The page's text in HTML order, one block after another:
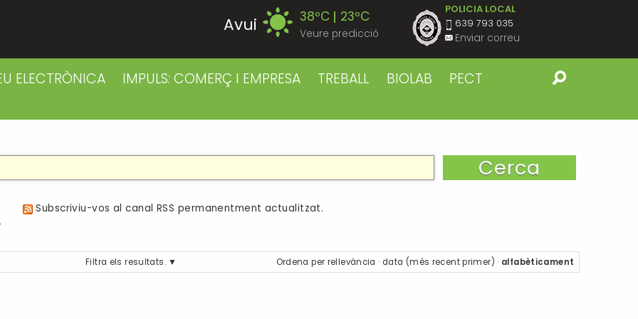
Avui 38ºC 23ºC
Veure predicció
Dijous 37ºC 23ºC
Dissabte
39ºC 22ºC
POLICIA LOCAL
639 793 035
Enviar correu
ELECTRÒNICA IMPULS: COMERÇ I EMPRESA TREBALL BIOLAB
PECT
Subscriviu-vos al canal RSS permanentment actualitzat.
Filtra els resultats. Ordena per rellevància · data (més recent primer) · alfabèticament